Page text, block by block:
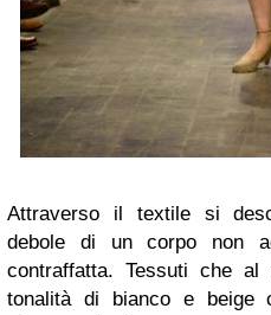
Attraverso il textile si
debole di un corpo non
contraffatta. Tessuti che
tonalità di bianco e beige